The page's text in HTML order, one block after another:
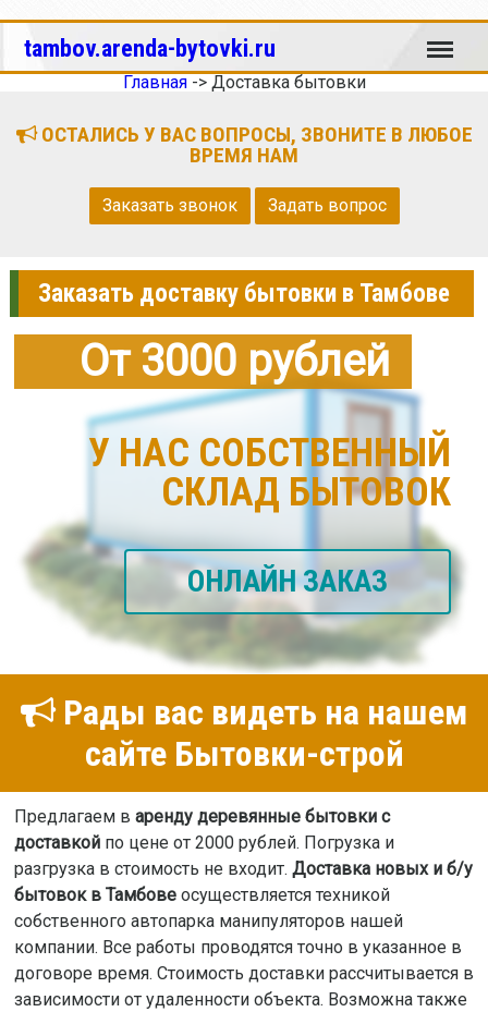
tambov.arenda-bytovki.ru Меню
Главная-> Доставка бытовки
ОСТАЛИСЬ У ВАС ВОПРОСЫ, ЗВОНИТЕ В ЛЮБОЕ
ВРЕМЯ НАМ
Заказать звонок Задать вопрос
Заказать доставку бытовки в Тамбове
От 3000 рублей
У НАС СОБСТВЕННЫЙ
СКЛАД БЫТОВОК
ОНЛАЙН ЗАКАЗ
Рады вас видеть на нашем
сайте Бытовки-строй
Предлагаем в аренду деревянные бытовки с
доставкойпо цене от 2000 рублей. Погрузка и
разгрузка в стоимость не входит. Доставка новых и б/у
бытовок в Тамбовеосуществляется техникой
собственного автопарка манипуляторов нашей
компании. Все работы проводятся точно в указанное в
договоре время. Стоимость доставки рассчитывается в
зависимости от удаленности объекта. Возможна также